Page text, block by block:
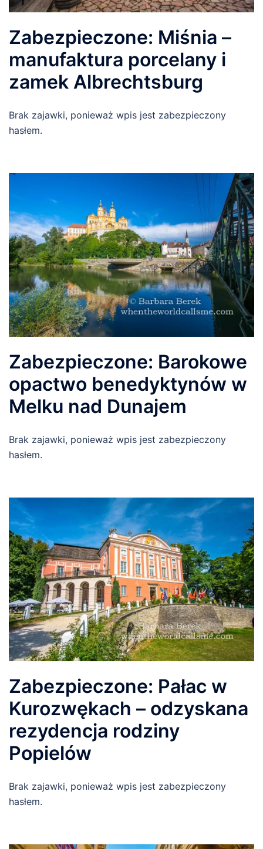
Zabezpieczone: Miśnia –
manufaktura porcelany i
zamek Albrechtsburg
Brak zajawki, ponieważ wpis jest zabezpieczony
hasłem.
Zabezpieczone: Barokowe
opactwo benedyktynów w
Melku nad Dunajem
Brak zajawki, ponieważ wpis jest zabezpieczony
hasłem.
Zabezpieczone: Pałac w
Kurozwękach – odzyskana
rezydencja rodziny
Popielów
Brak zajawki, ponieważ wpis jest zabezpieczony
hasłem.